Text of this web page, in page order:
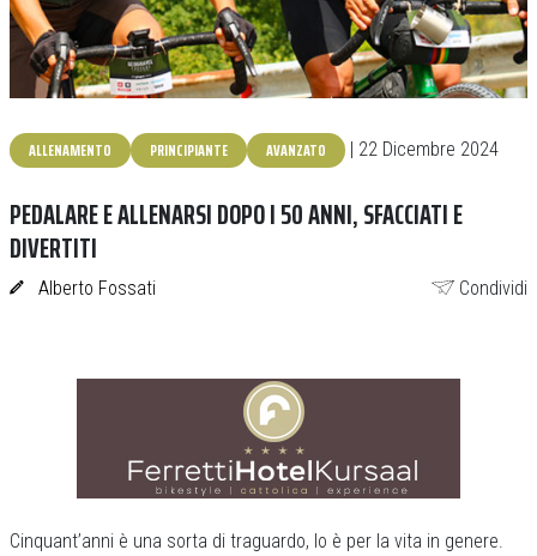
ALLENAMENTO PRINCIPIANTE AVANZATO | 22 Dicembre 2024
PEDALARE E ALLENARSI DOPO I 50 ANNI, SFACCIATI E
DIVERTITI
Alberto Fossati Condividi
Cinquant’anni è una sorta di traguardo, lo è per la vita in genere.